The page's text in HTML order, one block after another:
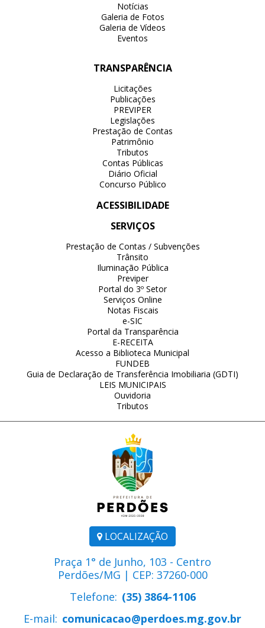
LOCALIZAÇÃO
Praça 1° de Junho, 103 - Centro
Perdões/MG | CEP: 37260-000
Telefone: (35) 3864-1106
E-mail: comunicacao@perdoes.mg.gov.br
Notícias
Galeria de Fotos
Galeria de Vídeos
Eventos
TRANSPARÊNCIA
Licitações
Publicações
PREVIPER
Legislações
Prestação de Contas
Patrimônio
Tributos
Contas Públicas
Diário Oficial
Concurso Público
ACESSIBILIDADE
SERVIÇOS
Prestação de Contas / Subvenções
Trânsito
Iluminação Pública
Previper
Portal do 3º Setor
Serviços Online
Notas Fiscais
e-SIC
Portal da Transparência
E-RECEITA
Acesso a Biblioteca Municipal
FUNDEB
Guia de Declaração de Transferência Imobiliaria (GDTI)
LEIS MUNICIPAIS
Ouvidoria
Tributos